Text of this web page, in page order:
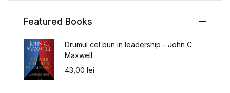
Featured Books
Drumul cel bun in leadership - John C.
Maxwell
43,00 lei